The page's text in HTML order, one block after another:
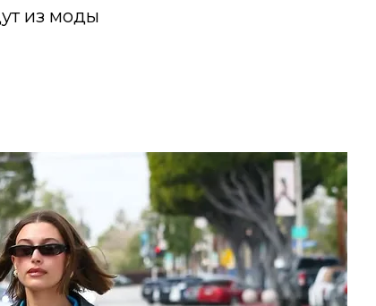
из моды